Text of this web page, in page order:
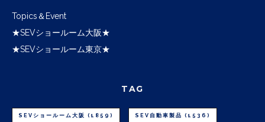
Topics＆Event
★SEVショールーム大阪★
★SEVショールーム東京★
TAG
SEVショールーム大阪 (1859) SEV自動車製品 (1536)